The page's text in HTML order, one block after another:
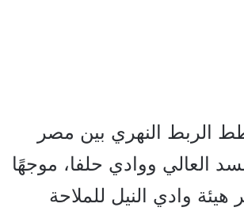
الربط النهري بين مصر
العالي ووادي حلفا، موجهًا
وادي النيل للملاحة